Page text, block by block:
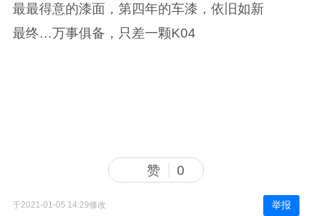
最最得意的漆面，第四年的车漆，依旧如新
最终…万事俱备，只差一颗K04
赞 0
于2021-01-05 14:29修改 举报